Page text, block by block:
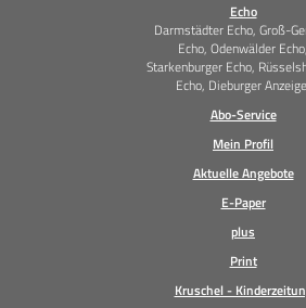
Echo
Darmstädter Echo, Groß-
Echo, Odenwälder Echo,
Starkenburger Echo,
Echo, Dieburger
Abo-Service
Mein Profil
Aktuelle Angebote
E-Paper
plus
Print
Kruschel -